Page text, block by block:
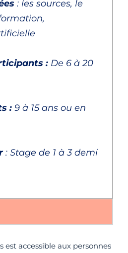
: les sources, le
: De 6 à 20
: 9 à 15 ans ou en
: Stage de 1 à 3 demi
est accessible aux personnes